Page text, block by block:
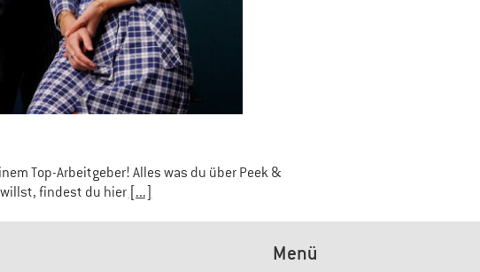
Top-Arbeitgeber! Alles was du über Peek &
willst, findest du hier [...]
Menü